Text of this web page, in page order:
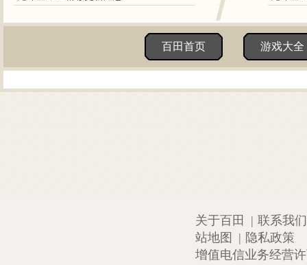
百田首页 游戏大全
关于百田 | 联系我们
站地图
| 隐私政策
增值电信业务经营